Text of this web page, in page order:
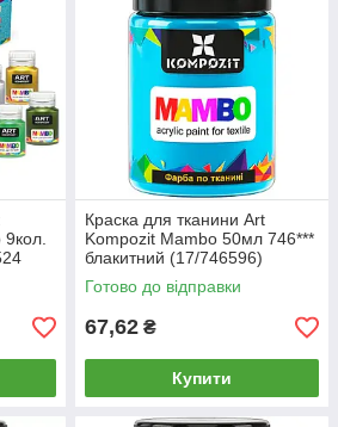
Краска для тканини Art
Kompozit Mambo 50мл 746***
блакитний (17/746596)
Готово до відправки
67,62 ₴
Купити